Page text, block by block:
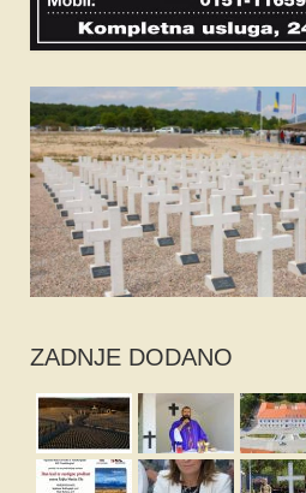
ZADNJE DODANO